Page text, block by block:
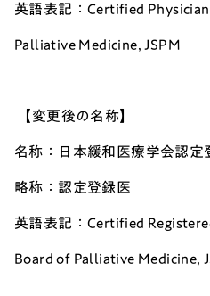
英語表記：Certified
Palliative Medicine, JSPM
【変更後の名称】
名称：日本緩和医療学会認定
略称：認定登録医
英語表記：Certified
Board of Palliative Medicine,